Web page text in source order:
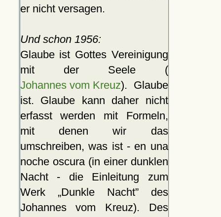
er nicht versagen.
Und schon 1956:
Glaube ist Gottes Vereinigung
mit der Seele (
Johannes vom Kreuz). Glaube
ist. Glaube kann daher nicht
erfasst werden mit Formeln,
mit denen wir das
umschreiben, was ist - en una
noche oscura (in einer dunklen
Nacht - die Einleitung zum
Werk
Dunkle Nacht des
Johannes vom Kreuz). Des